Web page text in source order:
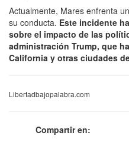
Actualmente, Mares enfrenta
su conducta. Este incidente
sobre el impacto de las
administración Trump, que
California y otras ciudades
Libertadbajopalabra.com
Compartir en: